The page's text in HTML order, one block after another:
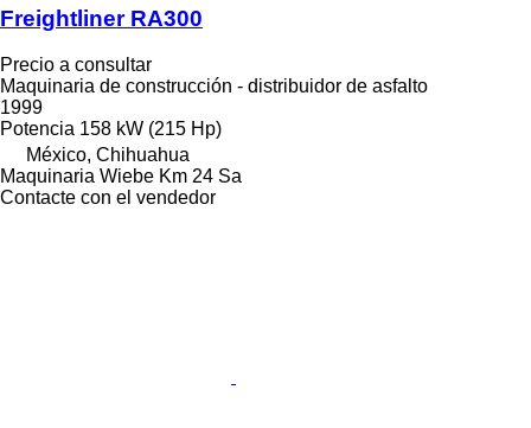
Freightliner RA300
Precio a consultar
Maquinaria de construcción - distribuidor de asfalto
1999
Potencia 158 kW (215 Hp)
México, Chihuahua
Maquinaria Wiebe Km 24 Sa
Contacte con el vendedor